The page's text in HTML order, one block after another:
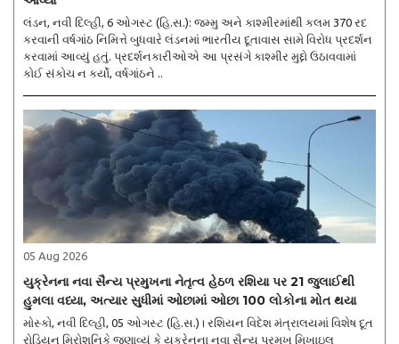
લંડન, નવી દિલ્હી, 6 ઓગસ્ટ (હિ.સ.): જમ્મુ અને કાશ્મીરમાંથી કલમ 370 રદ
કરવાની વર્ષગાંઠ નિમિત્તે બુધવારે લંડનમાં ભારતીય દૂતાવાસ સામે વિરોધ પ્રદર્શન
કરવામાં આવ્યું હતું. પ્રદર્શનકારીઓએ આ પ્રસંગે કાશ્મીર મુદ્દો ઉઠાવવામાં
કોઈ સંકોચ ન કર્યો, વર્ષગાંઠને ..
05 Aug 2026
યુક્રેનના નવા સૈન્ય પ્રમુખના નેતૃત્વ હેઠળ રશિયા પર 21 જુલાઈથી
હુમલા વધ્યા, અત્યાર સુધીમાં ઓછામાં ઓછા 100 લોકોના મોત થયા
મોસ્કો, નવી દિલ્હી, 05 ઓગસ્ટ (હિ.સ.)। રશિયન વિદેશ મંત્રાલયમાં વિશેષ દૂત
રોડિયન મિરોશનિકે જણાવ્યું કે યુક્રેનના નવા સૈન્ય પ્રમુખ મિખાઇલ